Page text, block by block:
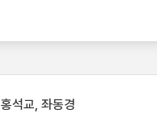
홍석교, 좌동경